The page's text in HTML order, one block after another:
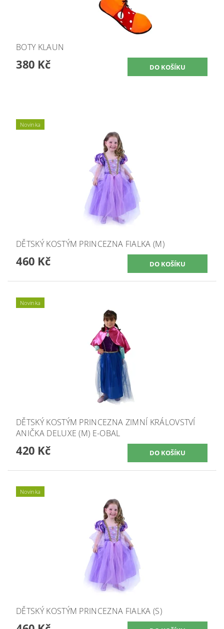
BOTY KLAUN
380 Kč
Novinka
DĚTSKÝ KOSTÝM PRINCEZNA FIALKA (M)
460 Kč
Novinka
DĚTSKÝ KOSTÝM PRINCEZNA ZIMNÍ KRÁLOVSTVÍ
ANIČKA DELUXE (M) E-OBAL
420 Kč
Novinka
DĚTSKÝ KOSTÝM PRINCEZNA FIALKA (S)